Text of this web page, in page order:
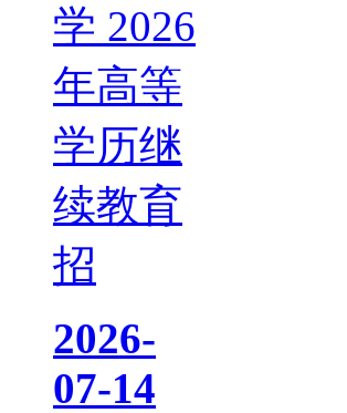
学 2026
年高等
学历继
续教育
招
2026-
07-14